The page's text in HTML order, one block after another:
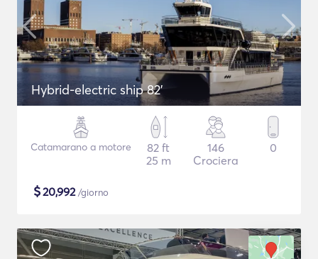
Hybrid-electric ship 82'
Catamarano a motore
82 ft
25 m
146
Crociera
0
$20,992/giorno